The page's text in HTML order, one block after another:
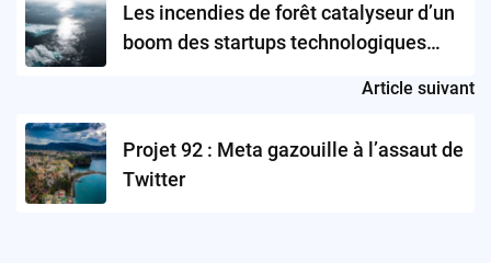
Les incendies de forêt catalyseur d’un
boom des startups technologiques
Article suivant
Projet 92 : Meta gazouille à l’assaut de
Twitter